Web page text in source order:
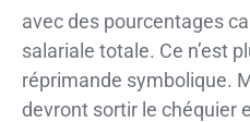
avec des pourcentages
salariale totale. Ce n’est
réprimande symbolique.
devront sortir le chéquier